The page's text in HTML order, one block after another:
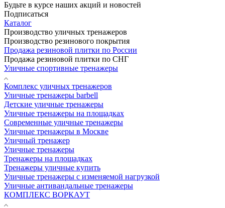
Будьте в курсе наших акций и новостей
Подписаться
Каталог
Производство уличных тренажеров
Производство резинового покрытия
Продажа резиновой плитки по России
Продажа резиновой плитки по СНГ
Уличные спортивные тренажеры
Комплекс уличных тренажеров
Уличные тренажеры barbell
Детские уличные тренажеры
Уличные тренажеры на площадках
Современные уличные тренажеры
Уличные тренажеры в Москве
Уличный тренажер
Уличные тренажеры
Тренажеры на площадках
Тренажеры уличные купить
Уличные тренажеры с изменяемой нагрузкой
Уличные антивандальные тренажеры
КОМПЛЕКС ВОРКАУТ